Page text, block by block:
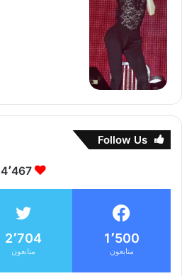
Follow Us
4٬467
1٬500
متابعون
2٬704
متابعون